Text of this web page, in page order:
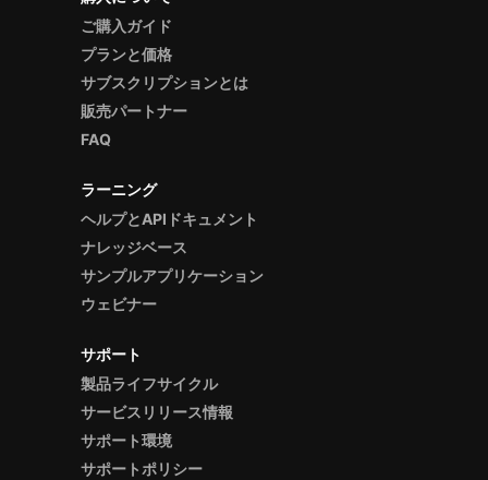
ご購入ガイド
プランと価格
サブスクリプションとは
販売パートナー
FAQ
ラーニング
ヘルプとAPIドキュメント
ナレッジベース
サンプルアプリケーション
ウェビナー
サポート
製品ライフサイクル
サービスリリース情報
サポート環境
サポートポリシー